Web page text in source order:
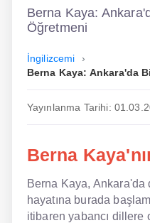
Dil Eğitimi
En Hızlı İngilizce
En Uygun İngilizce
Hipnozla İngilizce
Hızlı İngilizce
Berna Kaya:
Öğretmeni
İngilizcemi
Berna Kaya: Ankara'da
Yayınlanma Tarihi:
Berna
Berna Kaya,
hayatına burada
itibaren yabancı